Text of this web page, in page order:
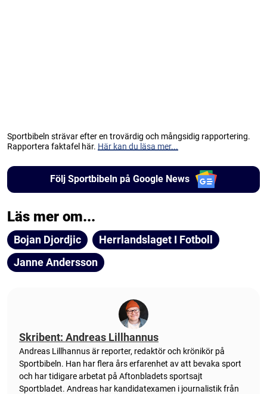
Sportbibeln strävar efter en trovärdig och mångsidig rapportering.
Rapportera faktafel här. Här kan du läsa mer...
Följ Sportbibeln på Google News
Läs mer om...
Bojan Djordjic
Herrlandslaget I Fotboll
Janne Andersson
Skribent: Andreas Lillhannus
Andreas Lillhannus är reporter, redaktör och krönikör på
Sportbibeln. Han har flera års erfarenhet av att bevaka sport
och har tidigare arbetat på Aftonbladets sportsajt
Sportbladet. Andreas har kandidatexamen i journalistik från